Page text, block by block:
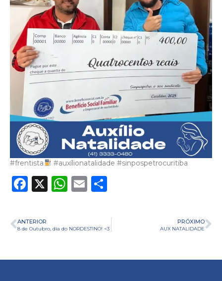
#frentista #auxílionatalidade #sinpospetrocuritiba
Facebook
X WhatsApp
Email
ANTERIOR
8 de Outubro, dia do NORDESTINO! <3
PRÓXIMO
AUX NATALIDADE